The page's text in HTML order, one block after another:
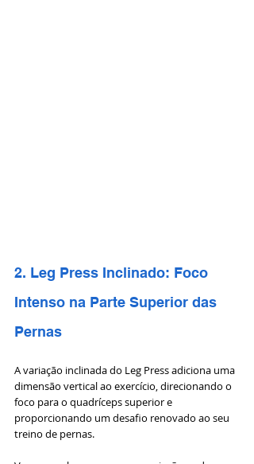
2. Leg Press Inclinado: Foco
Intenso na Parte Superior das
Pernas
A variação inclinada do Leg Press adiciona uma
dimensão vertical ao exercício, direcionando o
foco para o quadríceps superior e
proporcionando um desafio renovado ao seu
treino de pernas.